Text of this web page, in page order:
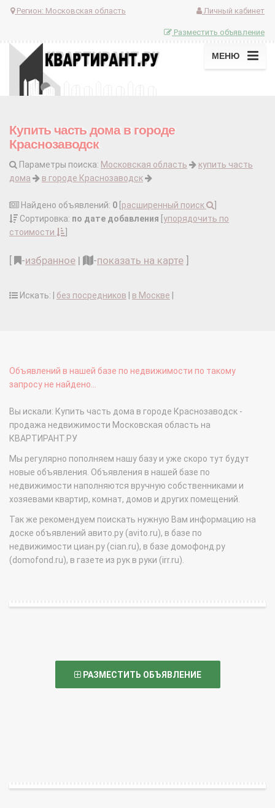
Регион: Московская область Личный кабинет
Разместить объявление
МЕНЮ
Купить часть дома в городе
Краснозаводск
Параметры поиска: Московская область
купить часть
дома
в городе Краснозаводск
Найдено объявлений: 0 расширенный поиск
Сортировка: по дате добавления упорядочить по
стоимости
-избранное | -показать на карте
Искать: | без посредников в Москве
Объявлений в нашей базе по недвижимости по такому
запросу не найдено...
Вы искали: Купить часть дома в городе Краснозаводск -
продажа недвижимости Московская область на
КВАРТИРАНТ.РУ
Мы регулярно пополняем нашу базу и уже скоро тут будут
новые объявления. Объявления в нашей базе по
недвижимости наполняются вручную собственниками и
хозяевами квартир, комнат, домов и других помещений.
Так же рекомендуем поискать нужную Вам информацию на
доске объявлений авито.ру (avito.ru), в базе по
недвижимости циан.ру (cian.ru), в базе домофонд.ру
(domofond.ru), в газете из рук в руки (irr.ru).
РАЗМЕСТИТЬ ОБЪЯВЛЕНИЕ